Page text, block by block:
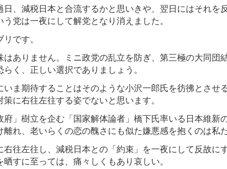
、減税日本と合流するかと思いきや、翌日にはそれを
党は一夜にして解党となり消えました。
です。
ありません。ミニ政党の乱立を防ぎ、第三極の大同団
く、正しい選択でありましょう。
ま期待することはそのような小沢一郎氏を彷彿とさせ
に右往左往する姿でないと思います。
」樹立を企む「国家解体論者」橋下氏率いる日本維新
れ、老いらくの恋の醜さにも似た嫌悪感を抱くのは私
往左往し、減税日本との「約束」を一夜にして反故に
すに至っては、痛々しくもあり哀しい。